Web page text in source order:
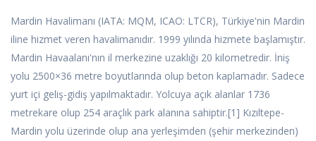
Mardin Havalimanı (IATA: MQM, ICAO: LTCR), Türkiye'nin Mardin
iline hizmet veren havalimanıdır. 1999 yılında hizmete başlamıştır.
Mardin Havaalanı'nın il merkezine uzaklığı 20 kilometredir. İniş
yolu 2500×36 metre boyutlarında olup beton kaplamadır. Sadece
yurt içi geliş-gidiş yapılmaktadır. Yolcuya açık alanlar 1736
metrekare olup 254 araçlık park alanına sahiptir.[1] Kızıltepe-
Mardin yolu üzerinde olup ana yerleşimden (şehir merkezinden)